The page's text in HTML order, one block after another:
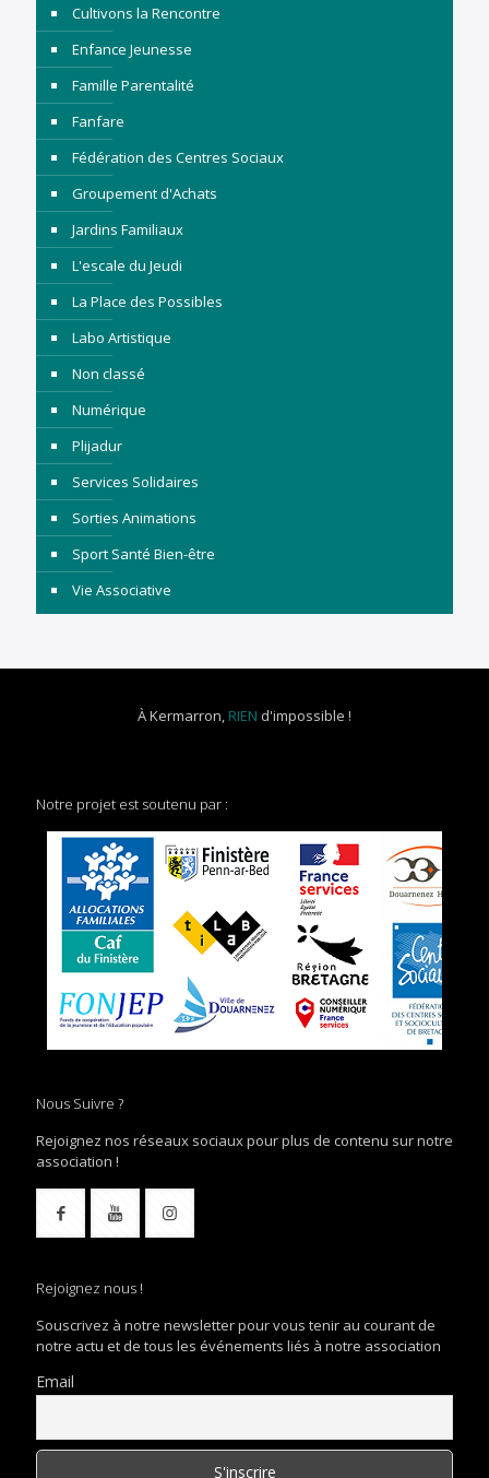
Cultivons la Rencontre
Enfance Jeunesse
Famille Parentalité
Fanfare
Fédération des Centres Sociaux
Groupement d'Achats
Jardins Familiaux
L'escale du Jeudi
La Place des Possibles
Labo Artistique
Non classé
Numérique
Plijadur
Services Solidaires
Sorties Animations
Sport Santé Bien-être
Vie Associative
À Kermarron, RIEN d'impossible !
Notre projet est soutenu par :
Nous Suivre ?
Rejoignez nos réseaux sociaux pour plus de contenu sur notre
association !
Rejoignez nous !
Souscrivez à notre newsletter pour vous tenir au courant de
notre actu et de tous les événements liés à notre association
Email